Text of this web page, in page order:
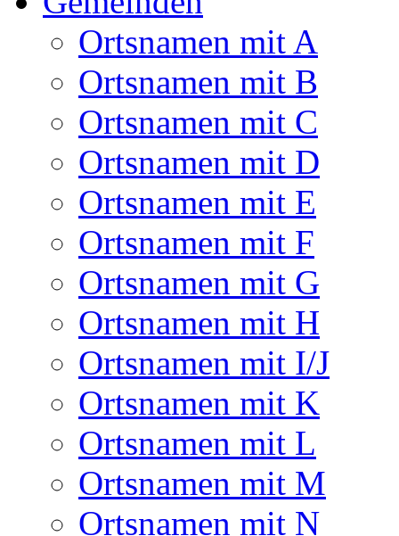
Ortsnamen mit A
Ortsnamen mit B
Ortsnamen mit C
Ortsnamen mit D
Ortsnamen mit E
Ortsnamen mit F
Ortsnamen mit G
Ortsnamen mit H
Ortsnamen mit I/J
Ortsnamen mit K
Ortsnamen mit L
Ortsnamen mit M
Ortsnamen mit N